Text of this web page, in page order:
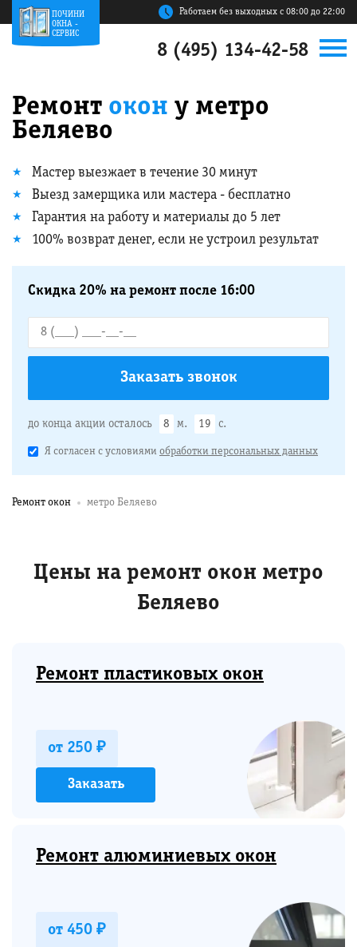
ПОЧИНИ
ОКНА -
СЕРВИС
Работаем без выходных с 08:00 до 22:00
8 (495) 134-42-58
Ремонт окон у метро
Беляево
Мастер выезжает в течение 30 минут
Выезд замерщика или мастера - бесплатно
Гарантия на работу и материалы до 5 лет
100% возврат денег, если не устроил результат
Скидка 20% на ремонт после 16:00
до конца акции осталось 8 м. 18 с.
Я согласен с условиями обработки персональных данных
Ремонт окон метро Беляево
Цены на ремонт окон метро
Беляево
Ремонт пластиковых окон
от 250 ₽
Заказать
Ремонт алюминиевых окон
от 450 ₽